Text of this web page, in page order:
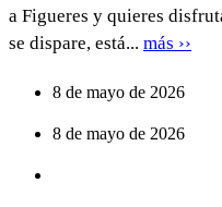
a Figueres y quieres
se dispare, está... más ››
8 de mayo de 2026
8 de mayo de 2026